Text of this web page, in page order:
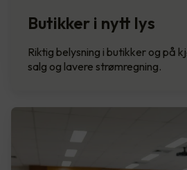
Butikker i nytt lys
Riktig belysning i butikker og på
salg og lavere strømregning.